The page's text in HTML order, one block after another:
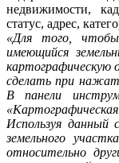
недвижимости,
статус, адрес,
«Для того,
имеющийся
картографическую
сделать при
В панели
Используя данный
земельного
относительно